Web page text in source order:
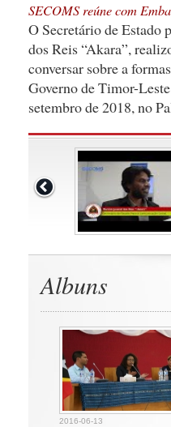
SECOMS reúne com
O Secretário de Estado
dos Reis “Akara”,
conversar sobre a
Governo de Timor-
setembro de 2018, no
Albuns
2016-06-13